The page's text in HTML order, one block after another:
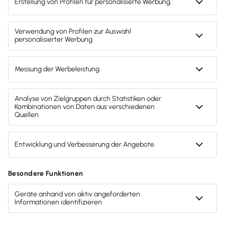
Gendergerechte Sprache
Privatsphäre-Einstellungen
Inhalte melden
Datenschutz
AGB
Lieferketten
Compliance